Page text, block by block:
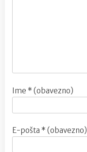
Ime * (obavezno)
E-pošta * (obavezno)